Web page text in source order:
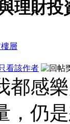
理財
看該作者
都感
，仍